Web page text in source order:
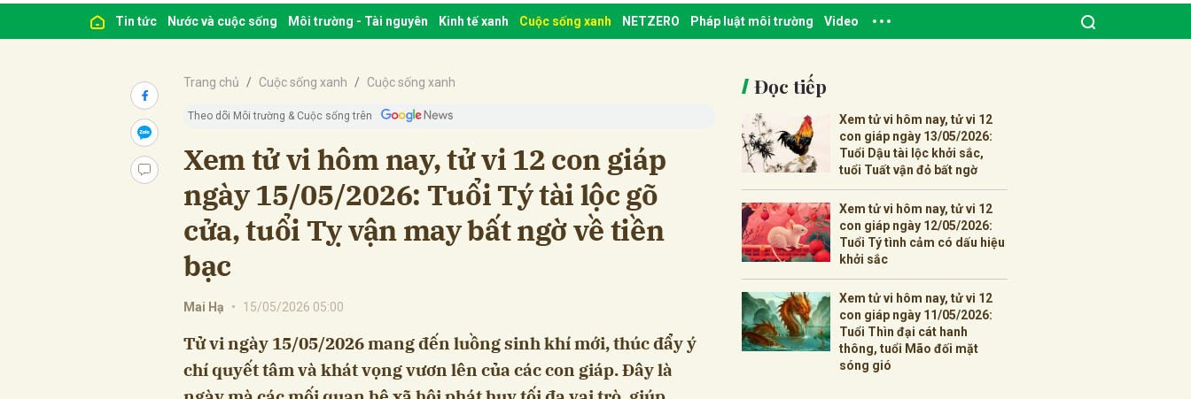
Tin tức Nước và cuộc sống Môi trường - Tài nguyên Kinh tế xanh Cuộc sống xanh NETZERO Pháp luật môi trường Video
Trang chủ Cuộc sống xanh Cuộc sống xanh
Theo dõi Môi trường & Cuộc sống trên
Xem tử vi hôm nay, tử vi 12 con giáp
ngày 15/05/2026: Tuổi Tý tài lộc gõ
cửa, tuổi Tỵ vận may bất ngờ về tiền
bạc
Mai Hạ • 15/05/2026 05:00
Tử vi ngày 15/05/2026 mang đến luồng sinh khí mới, thúc đẩy ý
chí quyết tâm và khát vọng vươn lên của các con giáp. Đây là
Đọc tiếp
Xem tử vi hôm nay, tử vi 12
con giáp ngày 13/05/2026:
Tuổi Dậu tài lộc khởi sắc,
tuổi Tuất vận đỏ bất ngờ
Xem tử vi hôm nay, tử vi 12
con giáp ngày 12/05/2026:
Tuổi Tý tình cảm có dấu hiệu
khởi sắc
Xem tử vi hôm nay, tử vi 12
con giáp ngày 11/05/2026:
Tuổi Thìn đại cát hanh
thông, tuổi Mão đối mặt
sóng gió